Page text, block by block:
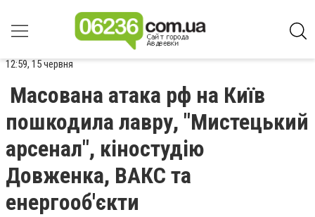
12:59, 15 червня
Масована атака рф на Київ
пошкодила лавру, "Мистецький
арсенал", кіностудію
Довженка, ВАКС та
енергооб'єкти